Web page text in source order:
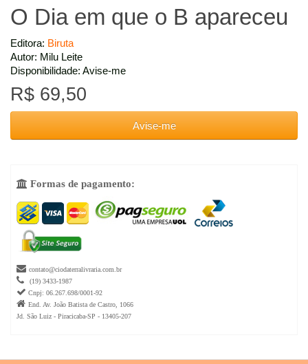
O Dia em que o B apareceu
Editora: Biruta
Autor: Milu Leite
Disponibilidade: Avise-me
R$ 69,50
Avise-me
 Formas de pagamento:
 contato@ciodaterralivraria.com.br
 (19) 3433-1987
 Cnpj: 06.267.698/0001-92
 End. Av. João Batista de Castro, 1066
Jd. São Luiz - Piracicaba-SP - 13405-207